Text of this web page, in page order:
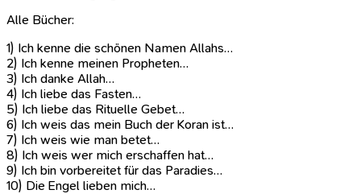
Alle Bücher:
1) Ich kenne die schönen Namen Allahs…
2) Ich kenne meinen Propheten…
3) Ich danke Allah…
4) Ich liebe das Fasten…
5) Ich liebe das Rituelle Gebet…
6) Ich weis das mein Buch der Koran ist…
7) Ich weis wie man betet…
8) Ich weis wer mich erschaffen hat…
9) Ich bin vorbereitet für das Paradies…
10) Die Engel lieben mich…